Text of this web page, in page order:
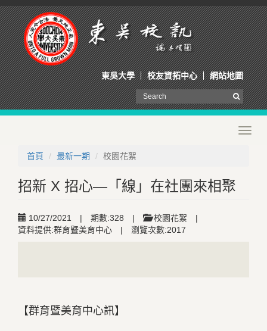
東吳大學 校友資拓中心 網站地圖
首頁
最新一期 校園花絮
招新 X 招心—「線」在社團來相聚
10/27/2021 | 期數:328 | 校園花絮
|
資料提供:群育暨美育中心
| 瀏覽次數:2017
【群育暨美育中心訊】